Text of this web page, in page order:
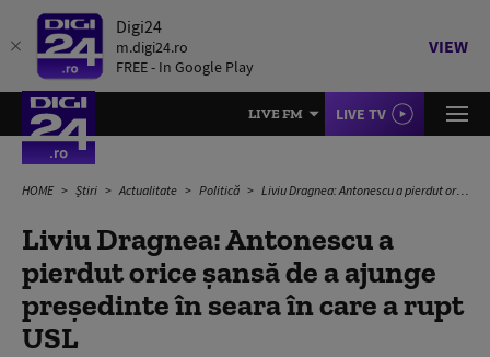
Digi24
m.digi24.ro
FREE - In Google Play
VIEW
LIVE FM LIVE TV
HOME Știri Actualitate Politică Liviu Dragnea: Antonescu a pierdut orice şansă de a ajunge preşedinte în seara în care a rupt USL
Liviu Dragnea: Antonescu a
pierdut orice şansă de a ajunge
preşedinte în seara în care a rupt
USL